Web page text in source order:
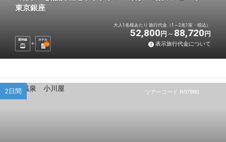
東京銀座
新幹線
ホテル
1 泊
大人1名様あたり 旅行代金（1～2名1室・税込）
52,800 円 88,720 円
表示旅行代金について
ツアーコード N97880
2日間